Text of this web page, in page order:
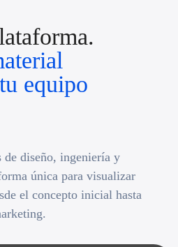
equipo
diseño, ingeniería y
única para visualizar
el concepto inicial hasta